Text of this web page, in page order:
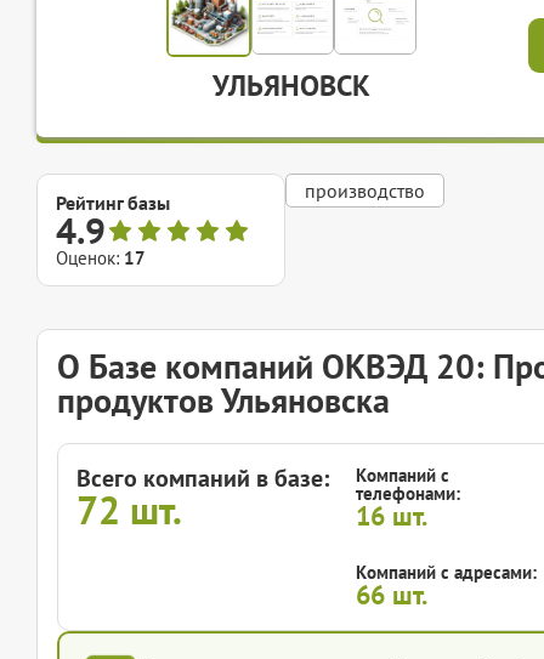
УЛЬЯНОВСК
Рейтинг базы
4.9
Оценок: 17
производство
О Базе компаний ОКВЭД 20:
продуктов Ульяновска
Всего компаний в базе:
72 шт.
Компаний с
телефонами:
16 шт.
Компаний с адресами:
66 шт.